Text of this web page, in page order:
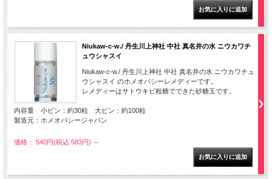
Niukaw-c-w./ 丹生川上神社 中社 真名井の水 ニウカワチ
ュウシャスイ
Niukaw-c-w./ 丹生川上神社 中社 真名井の水 ニウカワチュ
ウシャスイ のホメオパシーレメディーです。
レメディーはサトウキビ粗糖でできた砂糖玉です。
内容量 小ビン：約30粒 大ビン：約100粒
製造元：ホメオパシージャパン
価格： 540円(税込 583円) ～